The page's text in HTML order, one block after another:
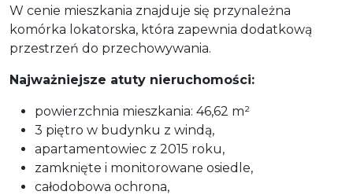
W cenie mieszkania znajduje się przynależna
komórka lokatorska, która zapewnia dodatkową
przestrzeń do przechowywania.
Najważniejsze atuty nieruchomości:
powierzchnia mieszkania: 46,62 m²
3 piętro w budynku z windą,
apartamentowiec z 2015 roku,
zamknięte i monitorowane osiedle,
całodobowa ochrona,